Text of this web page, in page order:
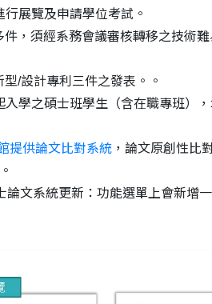
覽及申請學位考試。
，須經系務會議審核轉移之技術
/設計專利三件之發表。。
入學之碩士班學生（含在職專班）
提供論文比對系統 ，論文原創性比
論文系統更新：功能選單上會新增